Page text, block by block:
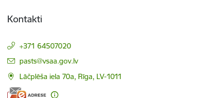
Kontakti
+371 64507020
E-pasts:
pasts@vsaa.gov.lv
Lāčplēša iela 70a, Rīga, LV-1011